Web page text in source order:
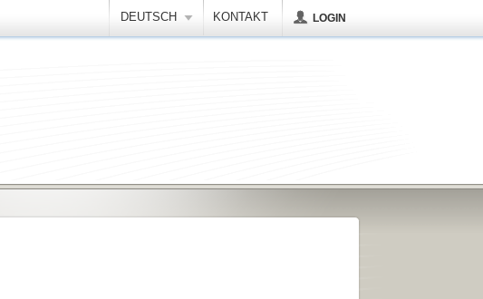
DEUTSCH KONTAKT LOGIN